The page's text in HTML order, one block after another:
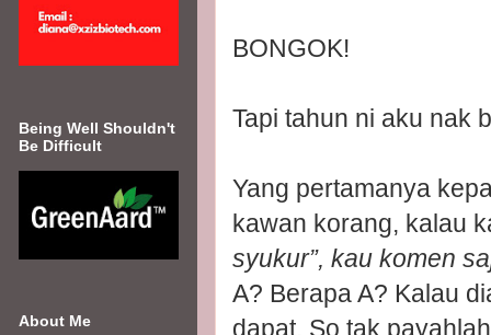
BONGOK!
Tapi tahun ni aku nak
Yang pertamanya
kawan korang, kalau
syukur”, kau komen
A? Berapa A? Kalau
dapat. So tak
Being Well Shouldn't
Be Difficult
About Me